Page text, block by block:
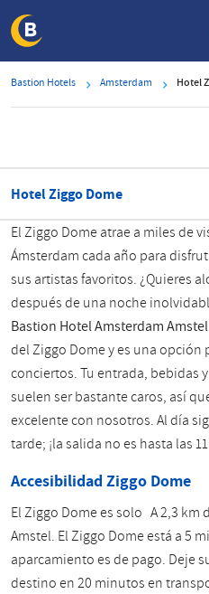
Bastion Hotels Amsterdam Hotel
Hotel Ziggo Dome
El Ziggo Dome atrae a miles de
Ámsterdam cada año para
sus artistas favoritos. ¿Quieres
después de una noche
Bastion Hotel Amsterdam Amstel
del Ziggo Dome y es una
conciertos. Tu entrada, bebidas
suelen ser bastante caros, así
excelente con nosotros. Al día
tarde; ¡la salida no es hasta las
Accesibilidad Ziggo Dome
El Ziggo Dome es solo A 2,3 km
Amstel. El Ziggo Dome está a 5
aparcamiento es de pago. Deje
destino en 20 minutos en